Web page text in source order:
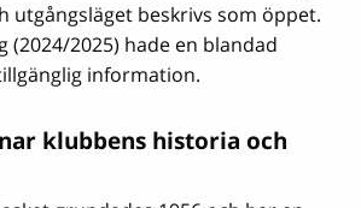
utgångsläget beskrivs som öppet.
(2024/2025) hade en blandad
information.
klubbens historia och